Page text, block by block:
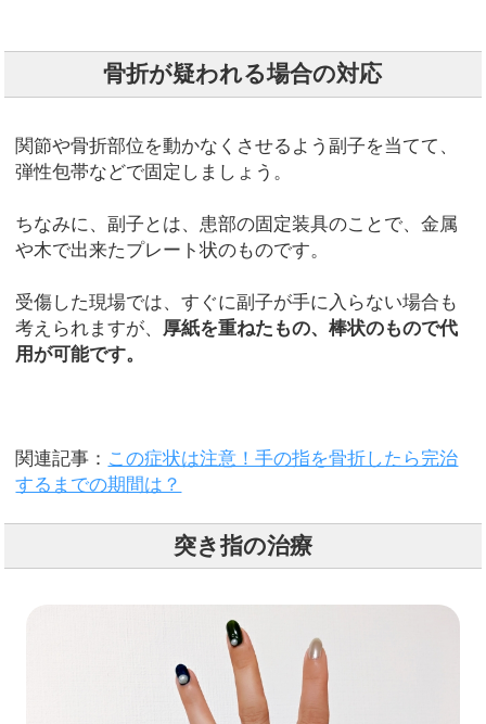
骨折が疑われる場合の対応
関節や骨折部位を動かなくさせるよう副子を当てて、
弾性包帯などで固定しましょう。
ちなみに、副子とは、患部の固定装具のことで、金属
や木で出来たプレート状のものです。
受傷した現場では、すぐに副子が手に入らない場合も
考えられますが、 厚紙を重ねたもの、棒状のもので代
用が可能です。
関連記事： この症状は注意！手の指を骨折したら完治
するまでの期間は？
突き指の治療